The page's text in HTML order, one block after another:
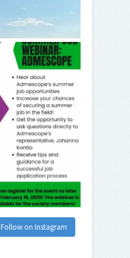
Follow on Instagram